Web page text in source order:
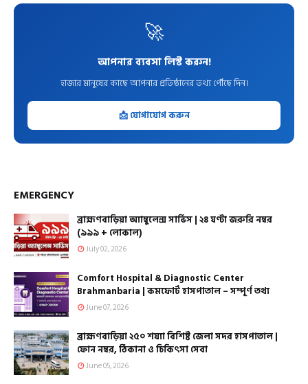
🚀
আপনার ব্যবসা লিস্ট করুন!
হাজার মানুষের কাছে আপনার প্রতিষ্ঠানের তথ্য পৌঁছে দিন।
📩 যোগাযোগ করুন
EMERGENCY
ব্রাহ্মণবাড়িয়া অ্যাম্বুলেন্স সার্ভিস | ২৪ ঘণ্টা জরুরি নম্বর
(৯৯৯ + লোকাল)
July 02, 2026
Comfort Hospital & Diagnostic Center
Brahmanbaria | কমফোর্ট হাসপাতাল – সম্পূর্ণ তথ্য
June 07, 2026
ব্রাহ্মণবাড়িয়া ২৫০ শয্যা বিশিষ্ট জেলা সদর হাসপাতাল |
ফোন নম্বর, ঠিকানা ও চিকিৎসা সেবা
June 05, 2026